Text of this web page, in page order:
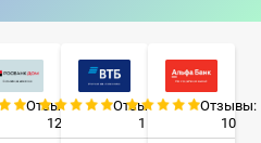
Отзывы:
12
Отзывы:
1
Отзывы:
10